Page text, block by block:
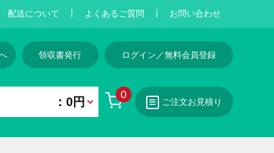
配送について よくあるご質問 お問い合わせ
領収書発行 ログイン／無料会員登録
0
：0円 ご注文お見積り